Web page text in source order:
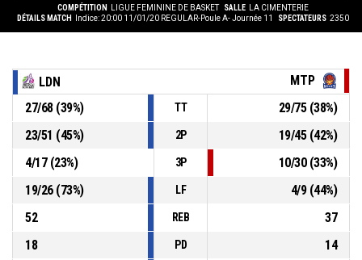
COMPÉTITION LIGUE FEMININE DE BASKET SALLE
LA CIMENTERIE
DÉTAILS MATCH
Indice: 20:00 11/01/20 REGULAR-Poule A- Journée 11 SPECTATEURS 2350
LDN
MTP
27/68(39%) TT 29/75(38%)
23/51 (45%) 2P 19/45(42%)
4/17(23%) 3P 10/30(33%)
19/26(73%) LF 4/9(44%)
52
REB
37
18
PD
14